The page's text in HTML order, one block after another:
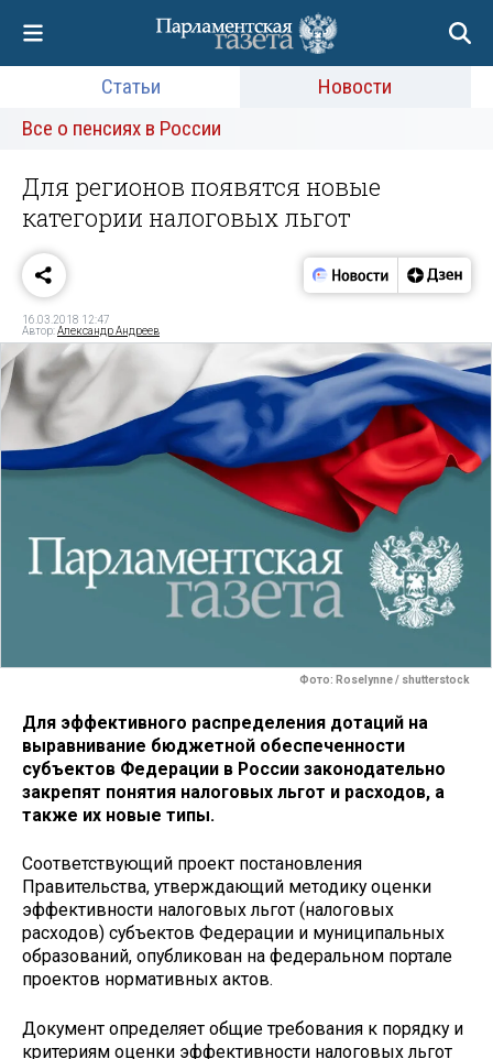
Статьи
Новости
Все о пенсиях в России
Для регионов появятся новые
категории налоговых льгот
16.03.2018 12:47
Автор:Александр Андреев
Фото: Roselynne / shutterstock
Для эффективного распределения дотаций на
выравнивание бюджетной обеспеченности
субъектов Федерации в России законодательно
закрепят понятия налоговых льгот и расходов, а
также их новые типы.
Соответствующий проект постановления
Правительства, утверждающий методику оценки
эффективности налоговых льгот (налоговых
расходов) субъектов Федерации и муниципальных
образований, опубликован на федеральном портале
проектов нормативных актов.
Документ определяет общие требования к порядку и
критериям оценки эффективности налоговых льгот